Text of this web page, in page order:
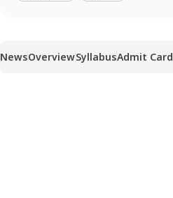
NewsOverviewSyllabusAdmit Card